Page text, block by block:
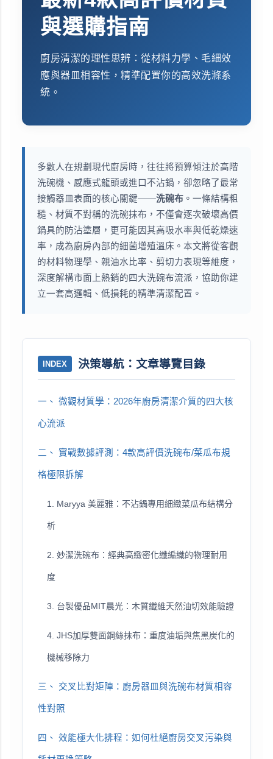
與選購指南
廚房清潔的理性思辨：從材料力學、毛細效
應與器皿相容性，精準配置你的高效洗滌系
統。
多數人在規劃現代廚房時，往往將預算傾注於高階
洗碗機、感應式龍頭或進口不沾鍋，卻忽略了最常
接觸器皿表面的核心關鍵——洗碗布 。一條結構粗
糙、材質不對稱的洗碗抹布，不僅會逐次破壞高價
鍋具的防沾塗層，更可能因其高吸水率與低乾燥速
率，成為廚房內部的細菌增殖溫床。本文將從客觀
的材料物理學、親油水比率、剪切力表現等維度，
深度解構市面上熱銷的四大洗碗布流派，協助你建
立一套高邏輯、低損耗的精準清潔配置。
INDEX 決策導航：文章導覽目錄
一、 微觀材質學：2026年廚房清潔介質的四大核
心流派
二、 實戰數據評測：4款高評價洗碗布/菜瓜布規
格極限拆解
1. Maryya 美麗雅：不沾鍋專用細緻菜瓜布結構分
析
2. 妙潔洗碗布：經典高緻密化纖編織的物理耐用
度
3. 台製優品MIT晨光：木質纖維天然油切效能驗證
4. JHS加厚雙面鋼絲抹布：重度油垢與焦黑炭化的
機械移除力
三、 交叉比對矩陣：廚房器皿與洗碗布材質相容
性對照
四、 效能極大化排程：如何杜絕廚房交叉污染與